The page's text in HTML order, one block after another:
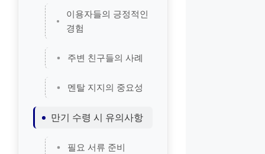
이용자들의 긍정적인
경험
주변 친구들의 사례
멘탈 지지의 중요성
만기 수령 시 유의사항
필요 서류 준비